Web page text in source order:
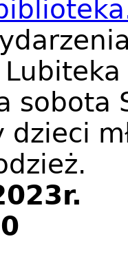
sobota
dzieci